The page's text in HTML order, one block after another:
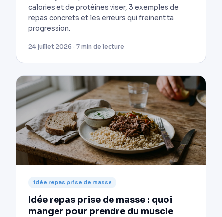
calories et de protéines viser, 3 exemples de
repas concrets et les erreurs qui freinent ta
progression.
24 juillet 2026 · 7 min de lecture
idée repas prise de masse
Idée repas prise de masse : quoi
manger pour prendre du muscle